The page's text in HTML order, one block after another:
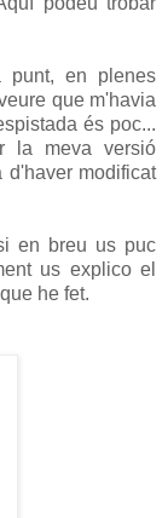
en plenes
que m'havia
és poc...
la meva versió
d'haver modificat
en breu us puc
us explico el
he fet.